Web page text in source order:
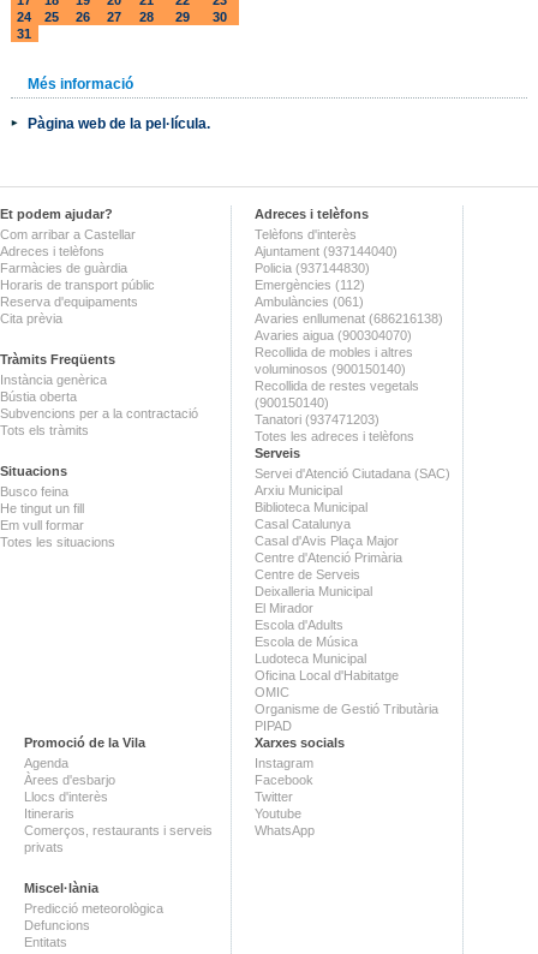
24
25 26 27 28 29
30
31
Més informació
Pàgina web de la pel·lícula.
Et podem ajudar?
Com arribar a Castellar
Adreces i telèfons
Farmàcies de guàrdia
Horaris de transport públic
Reserva d'equipaments
Cita prèvia
Tràmits Freqüents
Instància genèrica
Bústia oberta
Subvencions per a la contractació
Tots els tràmits
Situacions
Busco feina
He tingut un fill
Em vull formar
Totes les situacions
Adreces i telèfons
Telèfons d'interès
Ajuntament (937144040)
Policia (937144830)
Emergències (112)
Ambulàncies (061)
Avaries enllumenat (686216138)
Avaries aigua (900304070)
Recollida de mobles i altres
voluminosos (900150140)
Recollida de restes vegetals
(900150140)
Tanatori (937471203)
Totes les adreces i telèfons
Serveis
Servei d'Atenció Ciutadana (SAC)
Arxiu Municipal
Biblioteca Municipal
Casal Catalunya
Casal d'Avis Plaça Major
Centre d'Atenció Primària
Centre de Serveis
Deixalleria Municipal
El Mirador
Escola d'Adults
Escola de Música
Ludoteca Municipal
Oficina Local d'Habitatge
OMIC
Organisme de Gestió Tributària
PIPAD
Promoció de la Vila
Agenda
Àrees d'esbarjo
Llocs d'interès
Itineraris
Comerços, restaurants i serveis
privats
Miscel·lània
Predicció meteorològica
Defuncions
Entitats
Xarxes socials
Instagram
Facebook
Twitter
Youtube
WhatsApp